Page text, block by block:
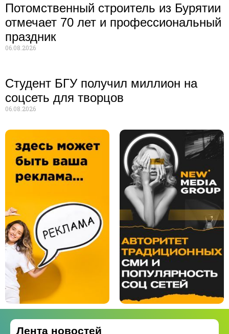
Потомственный строитель из Бурятии
отмечает 70 лет и профессиональный
праздник
06.08.2026
Студент БГУ получил миллион на
соцсеть для творцов
06.08.2026
Лента новостей